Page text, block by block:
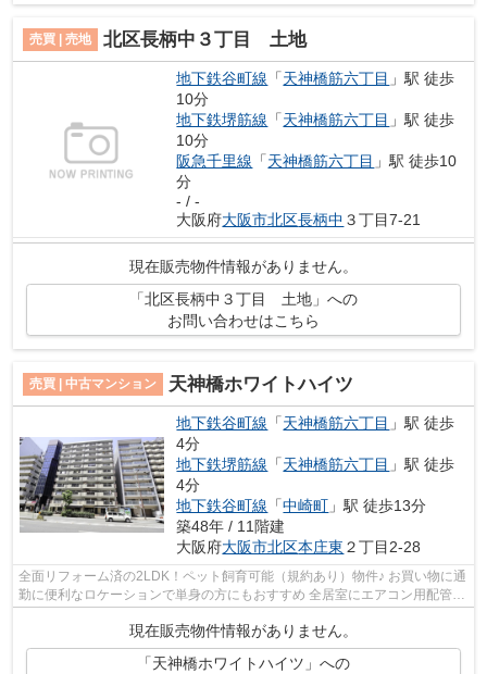
売買 | 売地 北区長柄中３丁目 土地
地下鉄谷町線 「天神橋筋六丁目 」駅 徒歩
10分
地下鉄堺筋線 「天神橋筋六丁目 」駅 徒歩
10分
阪急千里線 「天神橋筋六丁目 」駅 徒歩10
分
- / -
大阪府大阪市北区長柄中 ３丁目7-21
現在販売物件情報がありません。
「北区長柄中３丁目 土地」への
お問い合わせはこちら
売買 | 中古マンション 天神橋ホワイトハイツ
地下鉄谷町線 「天神橋筋六丁目 」駅 徒歩
4分
地下鉄堺筋線 「天神橋筋六丁目 」駅 徒歩
4分
地下鉄谷町線 「中崎町 」駅 徒歩13分
築48年 / 11階建
大阪府大阪市北区本庄東 ２丁目2-28
全面リフォーム済の2LDK！ペット飼育可能（規約あり）物件♪ お買い物に通
勤に便利なロケーションで単身の方にもおすすめ 全居室にエアコン用配管設
置済です♪ 【内覧希望随時受付中！お...
現在販売物件情報がありません。
「天神橋ホワイトハイツ」への